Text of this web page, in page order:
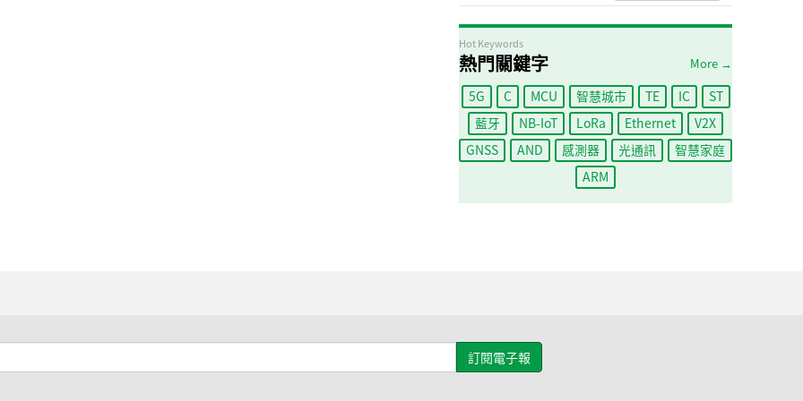
Hot Keywords
熱門關鍵字 More →
5G C MCU 智慧城市 TE IC
ST
藍牙
NB-IoT LoRa Ethernet
V2X
GNSS
AND 感測器 光通訊
智慧家庭
ARM